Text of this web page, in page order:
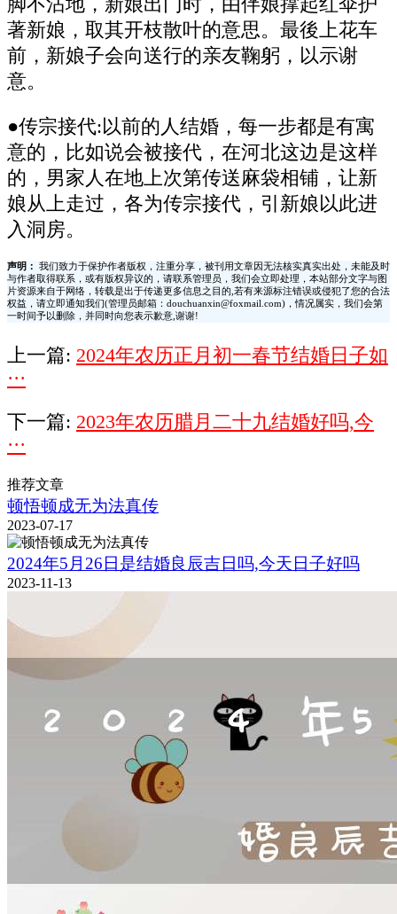
脚不沾地，新娘出门时，由伴娘撑起红伞护
著新娘，取其开枝散叶的意思。最後上花车
前，新娘子会向送行的亲友鞠躬，以示谢
意。
●传宗接代:以前的人结婚，每一步都是有寓
意的，比如说会被接代，在河北这边是这样
的，男家人在地上次第传送麻袋相铺，让新
娘从上走过，各为传宗接代，引新娘以此进
入洞房。
声明：
我们致力于保护作者版权，注重分享，被刊用文章因无法核实真实出处，未能及时
与作者取得联系，或有版权异议的，请联系管理员，我们会立即处理，本站部分文字与图
片资源来自于网络，转载是出于传递更多信息之目的,若有来源标注错误或侵犯了您的合法
权益，请立即通知我们(管理员邮箱：douchuanxin@foxmail.com)，情况属实，我们会第
一时间予以删除，并同时向您表示歉意,谢谢!
上一篇: 2024年农历正月初一春节结婚日子如
···
下一篇: 2023年农历腊月二十九结婚好吗,今
···
推荐文章
顿悟顿成无为法真传
2023-07-17
2024年5月26日是结婚良辰吉日吗,今天日子好吗
2023-11-13